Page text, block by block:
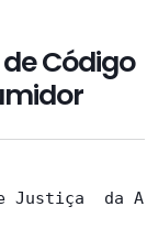
Código
Justiça  da